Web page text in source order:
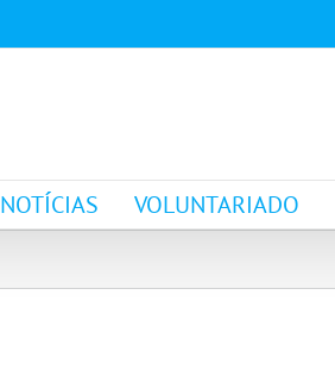
NOTÍCIAS VOLUNTARIADO